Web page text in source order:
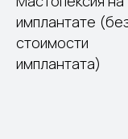
имплантате
стоимости
имплантата)